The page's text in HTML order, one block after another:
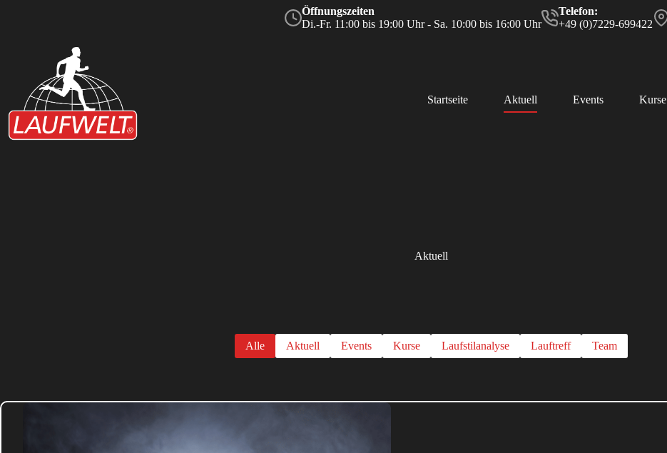
Öffnungszeiten
Di.-Fr. 11:00 bis 19:00 Uhr - Sa. 10:00 bis 16:00 Uhr
Telefon:
+49 (0)7229-699422
Startseite Aktuell Events Kurse
Aktuell
Alle Aktuell Events Kurse Laufstilanalyse Lauftreff Team